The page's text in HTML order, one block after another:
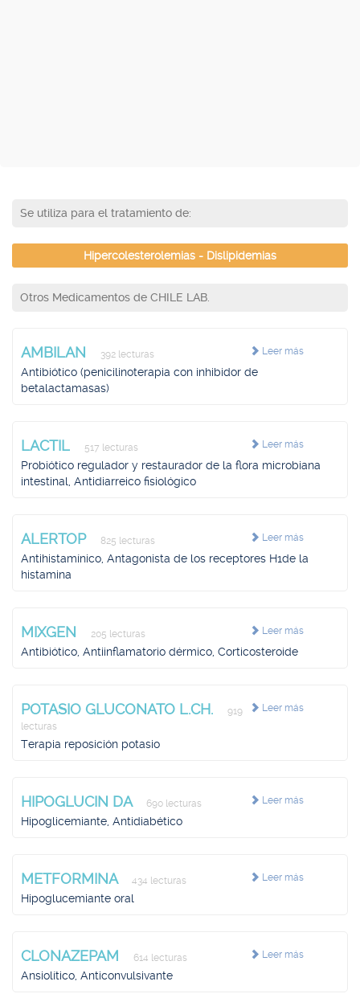
Se utiliza para el tratamiento de:
Hipercolesterolemias - Dislipidemias
Otros Medicamentos de CHILE LAB.
Leer más
AMBILAN 392 lecturas
Antibiótico (penicilinoterapia con inhibidor de
betalactamasas)
Leer más
LACTIL 517 lecturas
Probiótico regulador y restaurador de la flora microbiana
intestinal, Antidiarreico fisiológico
Leer más
ALERTOP 825 lecturas
Antihistamínico, Antagonista de los receptores H1de la
histamina
Leer más
MIXGEN 205 lecturas
Antibiótico, Antiinflamatorio dérmico, Corticosteroide
Leer más
POTASIO GLUCONATO L.CH.
919
lecturas
Terapia reposición potasio
Leer más
HIPOGLUCIN DA 690 lecturas
Hipoglicemiante, Antidiabético
Leer más
METFORMINA 434 lecturas
Hipoglucemiante oral
Leer más
CLONAZEPAM 614 lecturas
Ansiolítico, Anticonvulsivante